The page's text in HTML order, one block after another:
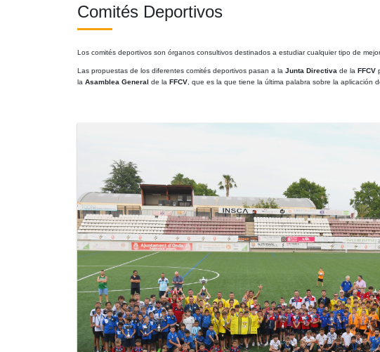
Comités Deportivos
Los comités deportivos son órganos consultivos destinados a estudiar cualquier tipo de
Las propuestas de los diferentes comités deportivos pasan a la Junta Directiva de la FFCV
la Asamblea General de la FFCV, que es la que tiene la última palabra sobre la aplicación